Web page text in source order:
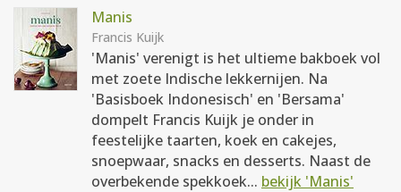
Manis
Francis Kuijk
'Manis' verenigt is het ultieme bakboek vol
met zoete Indische lekkernijen. Na
'Basisboek Indonesisch' en 'Bersama'
dompelt Francis Kuijk je onder in
feestelijke taarten, koek en cakejes,
snoepwaar, snacks en desserts. Naast de
overbekende spekkoek... bekijk 'Manis'